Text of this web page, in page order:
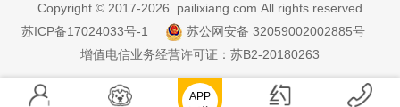
Copyright © 2017-2026 pailixiang.com All rights reserved
苏ICP备17024033号-1
苏公网安备 32059002002885号
增值电信业务经营许可证：苏B2-20180263
APP